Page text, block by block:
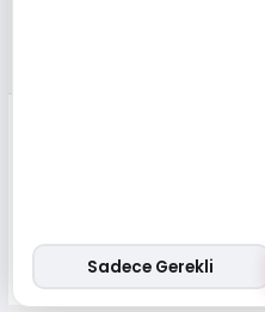
Sadece Gerekli